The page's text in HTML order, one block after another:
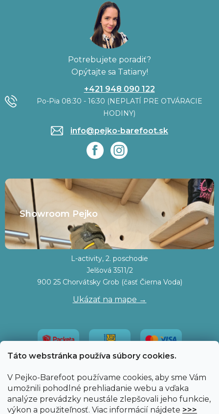
Táto webstránka používa súbory cookies.
V Pejko-Barefoot používame cookies, aby sme Vám
umožnili pohodlné prehliadanie webu a vďaka
analýze prevádzky neustále zlepšovali jeho funkcie,
výkon a použiteľnosť. Viac informácií nájdete >>>
Potrebujete poradiť?
Opýtajte sa Tatiany!
+421 948 090 122
Po-Pia 08:30 - 16:30 (NEPLATÍ PRE OTVÁRACIE
HODINY)
info@pejko-barefoot.sk
Showroom Pejko
L-activity, 2. poschodie
Jelšová 3511/2
900 25 Chorvátsky Grob (časť Čierna Voda)
Ukázať na mape →